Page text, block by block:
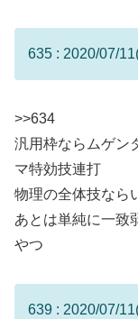
635 : 2020/07/
>>634
汎用枠ならムゲン
マ特効技連打
物理の全体技なら
あとは単純に一致
やつ
639 : 2020/07/